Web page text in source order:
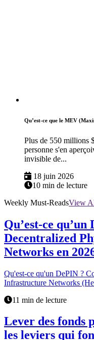
Qu’est-ce que le MEV
Plus de 550 millions
personne s'en
invisible de...
18 juin 2026
10 min de lecture
Weekly Must-ReadsView
Qu’est-ce
Decentralized
Networks en
Qu'est-ce qu'un DePIN ?
Infrastructure Networks
11 min de lecture
Lever des fonds
les leviers qui